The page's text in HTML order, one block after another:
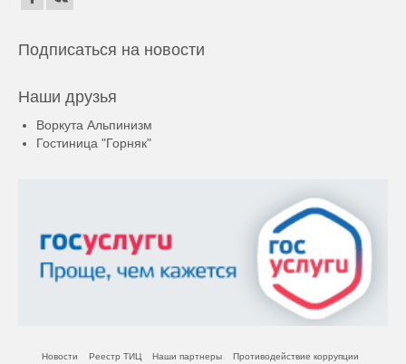
Подписаться на новости
Наши друзья
Воркута Альпинизм
Гостиница "Горняк"
Новости Реестр ТИЦ Наши партнеры Противодействие коррупции